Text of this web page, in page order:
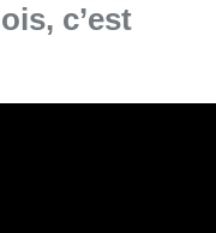
c’est
Cet impératif,